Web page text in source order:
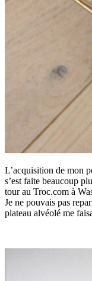
L’acquisition de mon
s’est faite beaucoup
tour au Troc.com à
Je ne pouvais pas
plateau alvéolé me